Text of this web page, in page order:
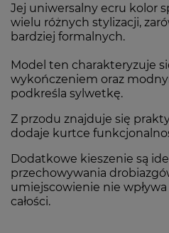
Jej uniwersalny ecru kolor
wielu różnych stylizacji,
bardziej formalnych.
Model ten charakteryzuje
wykończeniem oraz
podkreśla sylwetkę.
Z przodu znajduje się
dodaje kurtce
Dodatkowe kieszenie są
przechowywania
umiejscowienie nie
całości.